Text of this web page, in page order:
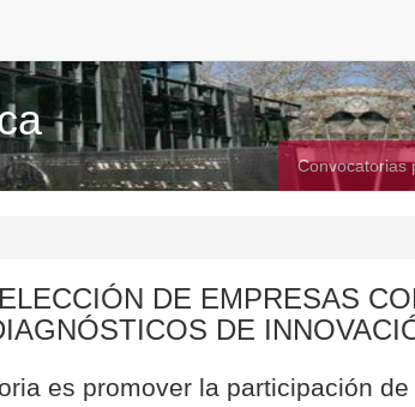
Convocatorias
DE EMPRESAS
DE
es promover la participación